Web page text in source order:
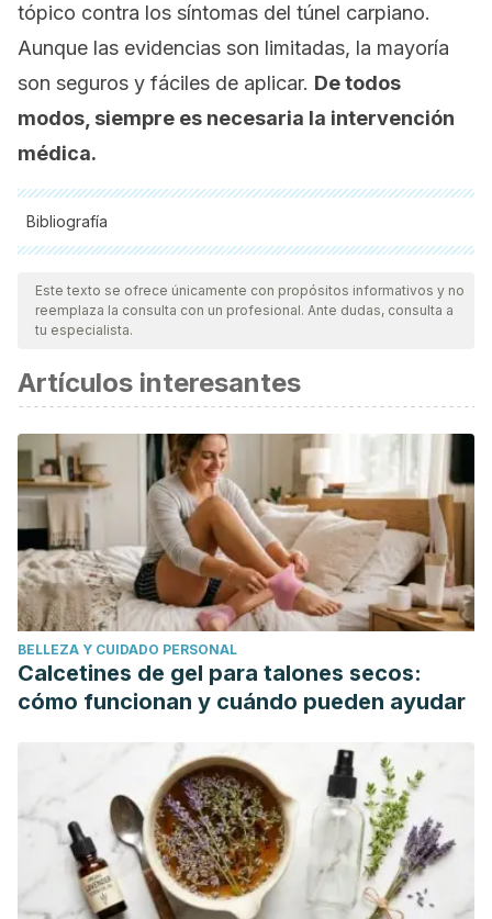
tópico contra los síntomas del túnel carpiano.
Aunque las evidencias son limitadas, la mayoría
son seguros y fáciles de aplicar. De todos
modos, siempre es necesaria la intervención
médica.
Bibliografía
Todas las fuentes citadas fueron revisadas a profundidad por
nuestro equipo, para asegurar su calidad, confiabilidad,
vigencia y validez.La bibliografía de este artículo fue
científica.
Sevy JO, Varacallo M. Carpal Tunnel Syndrome. [Updated
2019 Dec 21]. In: StatPearls [Internet]. Treasure Island (FL):
StatPearls Publishing; 2020 Jan-. Available from:
https://www.ncbi.nlm.nih.gov/books/NBK448179/
Baričić, M., Šantić, V., Legović, D., Jotanović, Z., Matejčić,
N., & Barković, M. M. (2019). Carpal tunnel syndrome.
Medicina Fluminensis.
https://doi.org/10.21860/medflum2019_216313
Leung, D. (2014). Carpal Tunnel Syndrome. In Encyclopedia
of the Neurological Sciences. https://doi.org/10.1016/B978-
0-12-385157-4.00652-7
Damanhouri, Z. A. (2014). A Review on Therapeutic
Potential of Piper nigrum L. (Black Pepper): The King of
Spices. Medicinal & Aromatic Plants.
https://doi.org/10.4172/2167-0412.1000161
Flores M, Saravia C, Vergara CE, Avila F, Valdés H, Ortiz-
Viedma J. Avocado Oil: Characteristics, Properties, and
Este texto se ofrece únicamente con propósitos informativos y no
reemplaza la consulta con un profesional. Ante dudas, consulta a
tu especialista.
Artículos interesantes
BELLEZA Y CUIDADO PERSONAL
Calcetines de gel para talones secos:
cómo funcionan y cuándo pueden ayudar